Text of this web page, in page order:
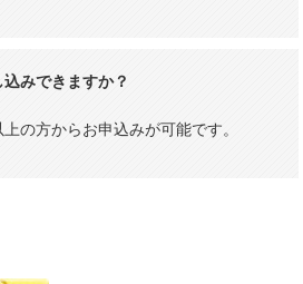
みできますか？
の方からお申込みが可能です。